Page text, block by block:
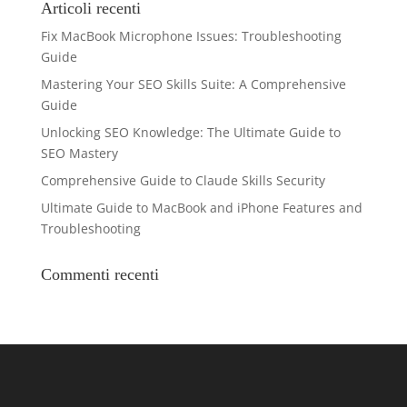
Articoli recenti
Fix MacBook Microphone Issues: Troubleshooting
Guide
Mastering Your SEO Skills Suite: A Comprehensive
Guide
Unlocking SEO Knowledge: The Ultimate Guide to
SEO Mastery
Comprehensive Guide to Claude Skills Security
Ultimate Guide to MacBook and iPhone Features and
Troubleshooting
Commenti recenti